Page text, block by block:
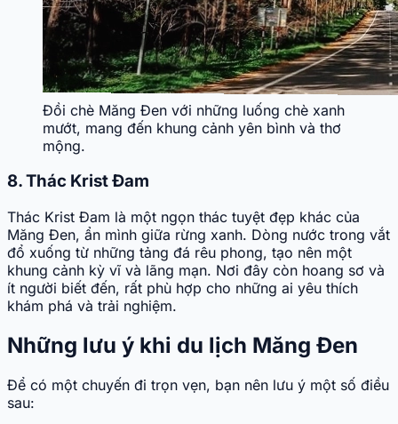
Đồi chè Măng Đen với những luống chè xanh
mướt, mang đến khung cảnh yên bình và thơ
mộng.
8. Thác Krist Đam
Thác Krist Đam là một ngọn thác tuyệt đẹp khác của
Măng Đen, ẩn mình giữa rừng xanh. Dòng nước trong vắt
đổ xuống từ những tảng đá rêu phong, tạo nên một
khung cảnh kỳ vĩ và lãng mạn. Nơi đây còn hoang sơ và
ít người biết đến, rất phù hợp cho những ai yêu thích
khám phá và trải nghiệm.
Những lưu ý khi du lịch Măng Đen
Để có một chuyến đi trọn vẹn, bạn nên lưu ý một số điều
sau: